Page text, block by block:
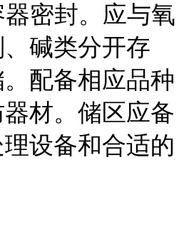
密封。应与氧
碱类分开存
配备相应品种
材。储区应备
设备和合适的